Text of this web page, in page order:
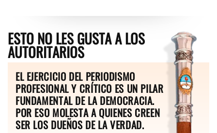
ESTO NO LES GUSTA A LOS
AUTORITARIOS
EL EJERCICIO DEL PERIODISMO
PROFESIONAL Y CRÍTICO ES UN PILAR
FUNDAMENTAL DE LA DEMOCRACIA.
POR ESO MOLESTA A QUIENES CREEN
SER LOS DUEÑOS DE LA VERDAD.